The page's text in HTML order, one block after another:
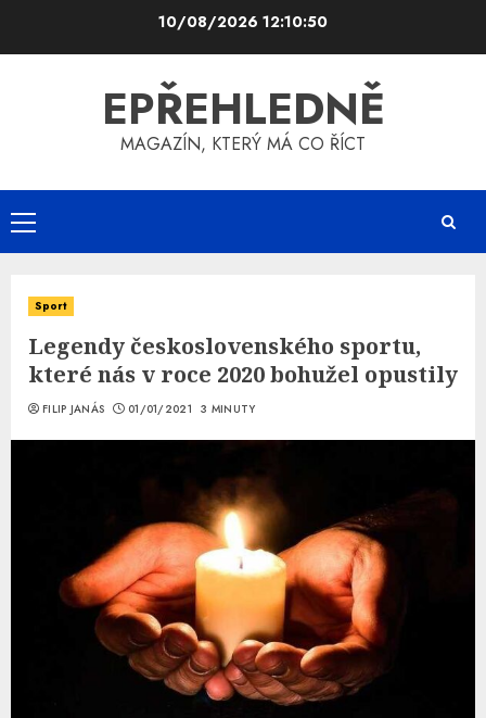
10/08/202612:10:51
EPŘEHLEDNĚ
MAGAZÍN, KTERÝ MÁ CO ŘÍCT
Primary
Menu
Sport
Legendy československého sportu,
které nás v roce 2020 bohužel opustily
FILIP JANÁS 01/01/2021 3 MINUTY